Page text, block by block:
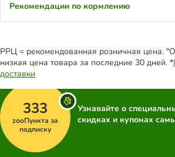
Рекомендации по кормлению
РРЦ = рекомендованная розничная цена.
низкая цена товара за последние 30 дней. *
доставки
333
zooПункта за
подписку
Узнавайте о
скидках и купонах